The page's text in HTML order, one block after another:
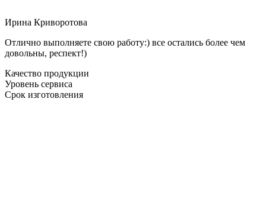
Ирина Криворотова
Отлично выполняете свою работу:) все остались более чем
довольны, респект!)
Качество продукции
Уровень сервиса
Срок изготовления